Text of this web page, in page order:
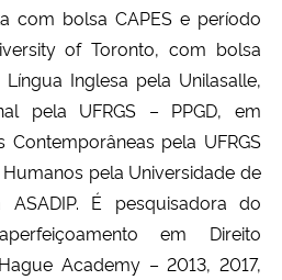
com bolsa CAPES e período
of Toronto, com bolsa
Língua Inglesa pela Unilasalle,
pela UFRGS – PPGD, em
Contemporâneas pela UFRGS
Humanos pela Universidade de
É pesquisadora do
em Direito
Academy – 2013, 2017,